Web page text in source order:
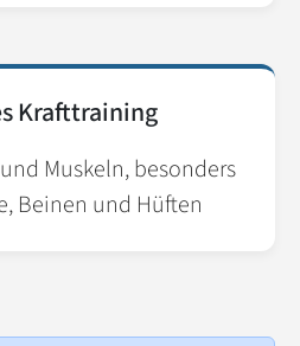
Krafttraining
Muskeln, besonders
Beinen und Hüften